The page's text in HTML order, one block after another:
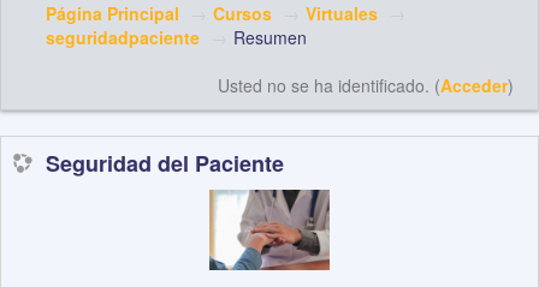
Página Principal → Cursos → Virtuales →
seguridadpaciente → Resumen
Usted no se ha identificado. (Acceder)
Seguridad del Paciente